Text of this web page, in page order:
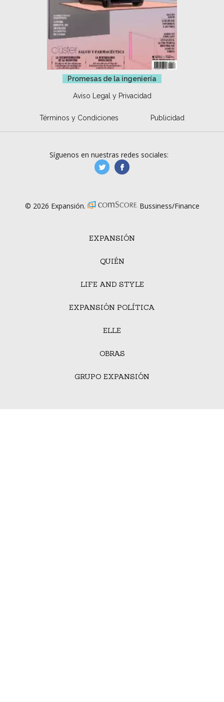
Promesas de la ingeniería
Aviso Legal y Privacidad
Términos y Condiciones Publicidad
EXPANSIÓN
QUIÉN
LIFE AND STYLE
EXPANSIÓN POLÍTICA
ELLE
OBRAS
GRUPO EXPANSIÓN
Síguenos en nuestras redes sociales:
manufacturaGE
© 2026 Expansión. Bussiness/Finance